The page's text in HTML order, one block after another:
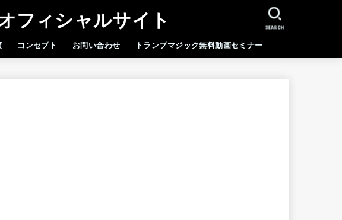
フィシャルサイト
コンセプト お問い合わせ トランプマジック無料動画セミナー
SEARCH